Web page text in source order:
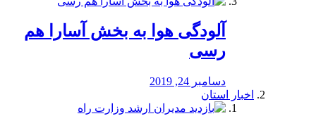
آلودگی هوا به بخش آسارا هم
رسی
دسامبر 24, 2019
اخبار استان